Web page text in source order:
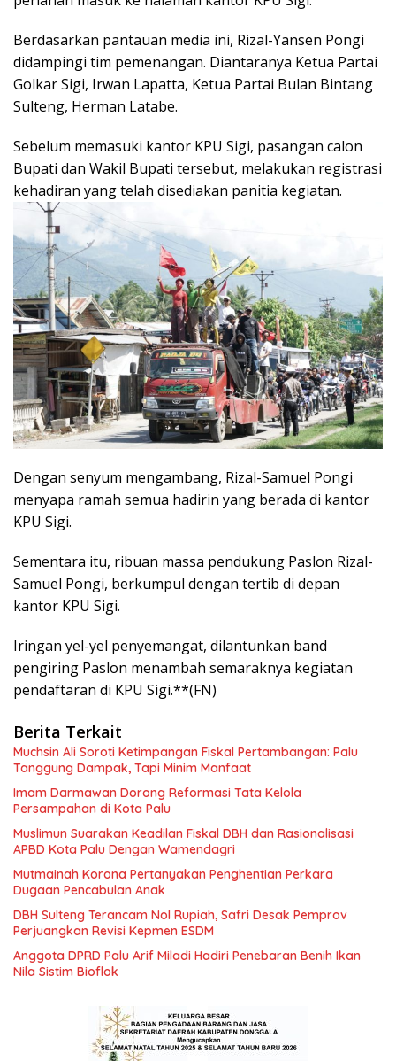
Berdasarkan pantauan media ini, Rizal-Yansen Pongi
didampingi tim pemenangan. Diantaranya Ketua Partai
Golkar Sigi, Irwan Lapatta, Ketua Partai Bulan Bintang
Sulteng, Herman Latabe.
Sebelum memasuki kantor KPU Sigi, pasangan calon
Bupati dan Wakil Bupati tersebut, melakukan registrasi
kehadiran yang telah disediakan panitia kegiatan.
Dengan senyum mengambang, Rizal-Samuel Pongi
menyapa ramah semua hadirin yang berada di kantor
KPU Sigi.
Sementara itu, ribuan massa pendukung Paslon Rizal-
Samuel Pongi, berkumpul dengan tertib di depan
kantor KPU Sigi.
Iringan yel-yel penyemangat, dilantunkan band
pengiring Paslon menambah semaraknya kegiatan
pendaftaran di KPU Sigi.**(FN)
Berita Terkait
Muchsin Ali Soroti Ketimpangan Fiskal Pertambangan: Palu
Tanggung Dampak, Tapi Minim Manfaat
Imam Darmawan Dorong Reformasi Tata Kelola
Persampahan di Kota Palu
Muslimun Suarakan Keadilan Fiskal DBH dan Rasionalisasi
APBD Kota Palu Dengan Wamendagri
Mutmainah Korona Pertanyakan Penghentian Perkara
Dugaan Pencabulan Anak
DBH Sulteng Terancam Nol Rupiah, Safri Desak Pemprov
Perjuangkan Revisi Kepmen ESDM
Anggota DPRD Palu Arif Miladi Hadiri Penebaran Benih Ikan
Nila Sistim Bioflok